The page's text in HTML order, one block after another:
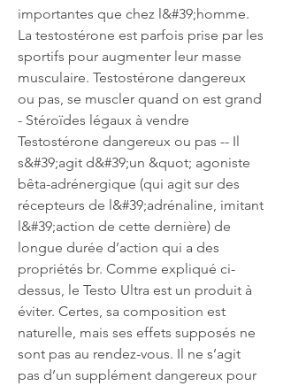
importantes que chez l&#39;homme.
La testostérone est parfois prise par les
sportifs pour augmenter leur masse
musculaire. Testostérone dangereux
ou pas, se muscler quand on est grand
- Stéroïdes légaux à vendre
Testostérone dangereux ou pas -- Il
s&#39;agit d&#39;un &quot; agoniste
bêta-adrénergique (qui agit sur des
récepteurs de l&#39;adrénaline, imitant
l&#39;action de cette dernière) de
longue durée d’action qui a des
propriétés br. Comme expliqué ci-
dessus, le Testo Ultra est un produit à
éviter. Certes, sa composition est
naturelle, mais ses effets supposés ne
sont pas au rendez-vous. Il ne s’agit
pas d’un supplément dangereux pour